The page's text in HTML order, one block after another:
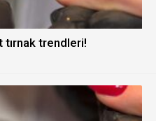
tırnak trendleri!